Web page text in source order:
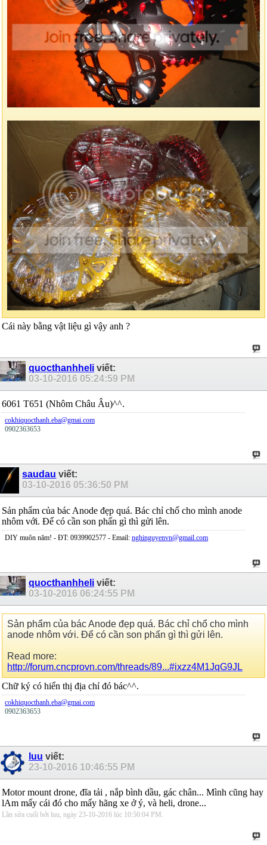
Cái này bằng vật liệu gì vậy anh ?
quocthanhheli viết:
03-10-2016 05:24:59 PM
6061 T651 (Nhôm Châu Âu)^^.
cokhiquocthanh.eba@gmai.com
0902363653
saudau viết:
03-10-2016 05:36:50 PM
Sản phẩm của bác Anode đẹp quá. Bác chỉ chổ cho mình anode
nhôm với. Để có cần son phấn gì thì gửi lên.
DIY muôn năm! - ĐT: 0939902577 - Email: nghinguyenvn@gmail.com
quocthanhheli viết:
03-10-2016 06:24:55 PM
Sản phẩm của bác Anode đẹp quá. Bác chỉ chổ cho mình
anode nhôm với. Để có cần son phấn gì thì gửi lên.
Read more:
http://forum.cncprovn.com/threads/89...#ixzz4M1JqG9JL
Chữ ký có hiển thị địa chỉ đó bác^^.
cokhiquocthanh.eba@gmai.com
0902363653
luu viết:
23-10-2016 10:46:55 PM
Motor mount drone, đĩa tải , nắp bình dầu, gác chân... Mình cũng hay
lAm mấy cái đó cho mấy hãng xe ở ý, và heli, drone...
Lần sửa cuối bởi luu, ngày 23-10-2016 lúc 10:50:04 PM .